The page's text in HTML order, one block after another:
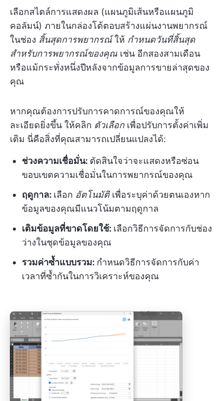
เลือกสไตล์การแสดงผล (แผนภูมิเส้นหรือแผนภูมิ
คอลัมน์) ภายในกล่องโต้ตอบสร้างแผ่นงานพยากรณ์
ในช่อง สิ้นสุดการพยากรณ์ให้ กำหนดวันที่สิ้นสุด
สำหรับการพยากรณ์ของคุณ เช่น อีกสองสามเดือน
หรือแม้กระทั่งหนึ่งปีหลังจากข้อมูลการขายล่าสุดของ
คุณ
หากคุณต้องการปรับการคาดการณ์ของคุณให้
ละเอียดยิ่งขึ้น ให้คลิก ตัวเลือก เพื่อปรับการตั้งค่าเพิ่ม
เติม นี่คือสิ่งที่คุณสามารถเปลี่ยนแปลงได้:
ช่วงความเชื่อมั่น: ตัดสินใจว่าจะแสดงหรือซ่อน
ขอบเขตความเชื่อมั่นในการพยากรณ์ของคุณ
ฤดูกาล: เลือก อัตโนมัติ เพื่อระบุค่าด้วยตนเองหาก
ข้อมูลของคุณมีแนวโน้มตามฤดูกาล
เติมข้อมูลที่ขาดโดยใช้: เลือกวิธีการจัดการกับช่อง
ว่างในชุดข้อมูลของคุณ
รวมค่าซ้ำแบบรวม: กำหนดวิธีการจัดการกับค่า
เวลาที่ซ้ำกันในการวิเคราะห์ของคุณ